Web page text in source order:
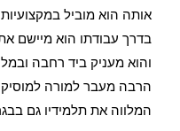
אותה הוא מוביל
בדרך עבודתו הוא מיישם את
והוא מעניק ביד רחבה
הרבה מעבר למורה
המלווה את תלמידיו גם